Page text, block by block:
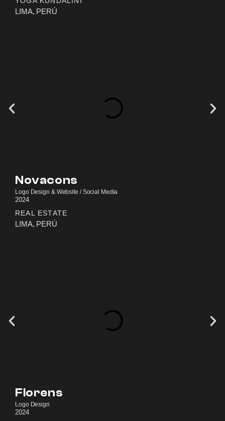
LIMA, PERÚ
Novacons
Logo Design & Website / Social Media
2024
REAL ESTATE
LIMA, PERÚ
Florens
Logo Design
2024